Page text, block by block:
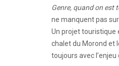
Genre, quand on est
ne manquent pas
Un projet touristique
chalet du Morond et
toujours avec